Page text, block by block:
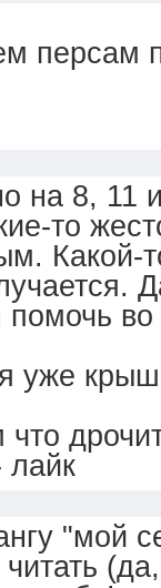
персам
на 8, 11
то
Какой-
во
уже
лайк
"мой